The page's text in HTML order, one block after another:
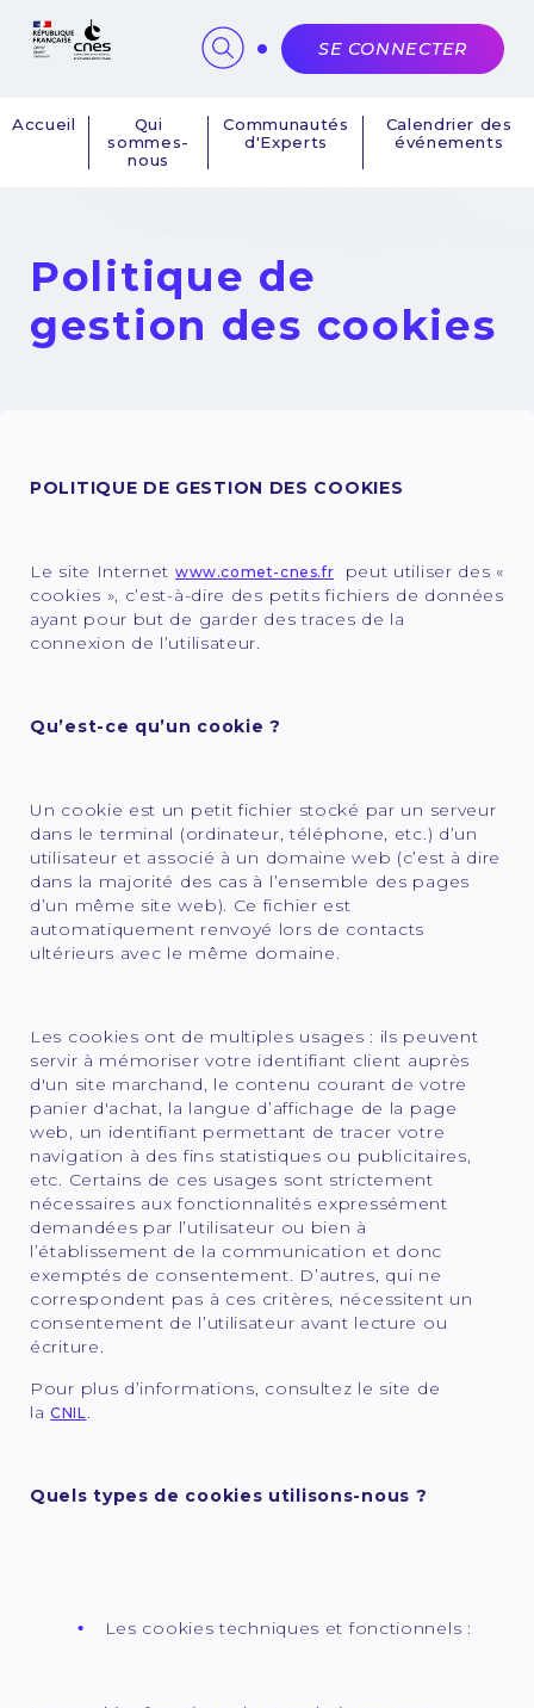
Navigation
Accueil
Qui
sommes-
nous
Communautés
d'Experts
Calendrier des
événements
SE CONNECTER
Politique de
gestion des cookies
POLITIQUE DE GESTION DES COOKIES
Le site Internet www.comet-cnes.fr
peut utiliser des «
cookies », c’est-à-dire des petits fichiers de données
ayant pour but de garder des traces de la
connexion de l’utilisateur.
Qu’est-ce qu’un cookie ?
Un cookie est un petit fichier stocké par un serveur
dans le terminal (ordinateur, téléphone, etc.) d’un
utilisateur et associé à un domaine web (c’est à dire
dans la majorité des cas à l’ensemble des pages
d’un même site web). Ce fichier est
automatiquement renvoyé lors de contacts
ultérieurs avec le même domaine.
Les cookies ont de multiples usages : ils peuvent
servir à mémoriser votre identifiant client auprès
d'un site marchand, le contenu courant de votre
panier d'achat, la langue d’affichage de la page
web, un identifiant permettant de tracer votre
navigation à des fins statistiques ou publicitaires,
etc. Certains de ces usages sont strictement
nécessaires aux fonctionnalités expressément
demandées par l’utilisateur ou bien à
l’établissement de la communication et donc
exemptés de consentement. D’autres, qui ne
correspondent pas à ces critères, nécessitent un
consentement de l’utilisateur avant lecture ou
écriture.
Pour plus d’informations, consultez le site de
laCNIL.
Quels types de cookies utilisons-nous ?
Les cookies techniques et fonctionnels :